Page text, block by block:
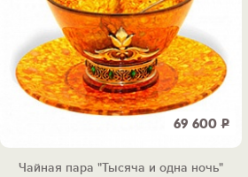
69 600Р
Чайная пара "Тысяча и одна ночь"